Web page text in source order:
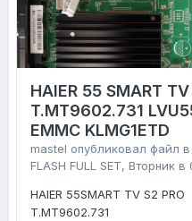
HAIER 55 SMART TV
T.MT9602.731
EMMC KLMG1ETD
mastel опубликовал файл в
FLASH FULL SET, Вторник в
HAIER 55SMART TV S2 PRO
T.MT9602.731